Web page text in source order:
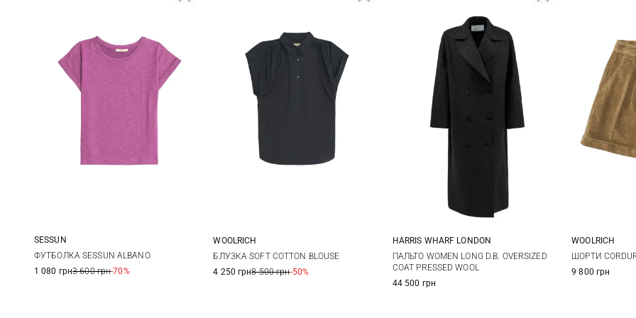
XS S M
SESSUN
ФУТБОЛКА SESSUN ALBANO
1 080 грн3 600 грн-70%
XS S M
WOOLRICH
БЛУЗКА SOFT COTTON BLOUSE
4 250 грн8 500 грн-50%
38 40 42 44
HARRIS WHARF LONDON
ПАЛЬТО WOMEN LONG D.B. OVERSIZED
COAT PRESSED WOOL
44 500 грн
25
WOOLRICH
ШОРТИ
9 800 грн